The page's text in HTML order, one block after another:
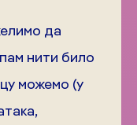
да
нити било
можемо (у